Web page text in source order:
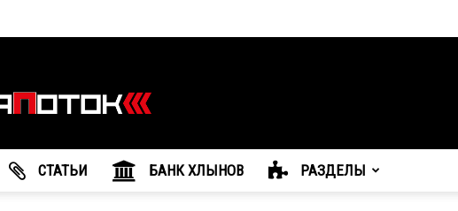
агентство
"МедиаПоток"
CТАТЬИ БАНК ХЛЫНОВ РАЗДЕЛЫ